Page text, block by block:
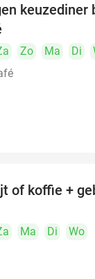
keuzediner
Zo Ma Di
of koffie +
Ma Di
Wo